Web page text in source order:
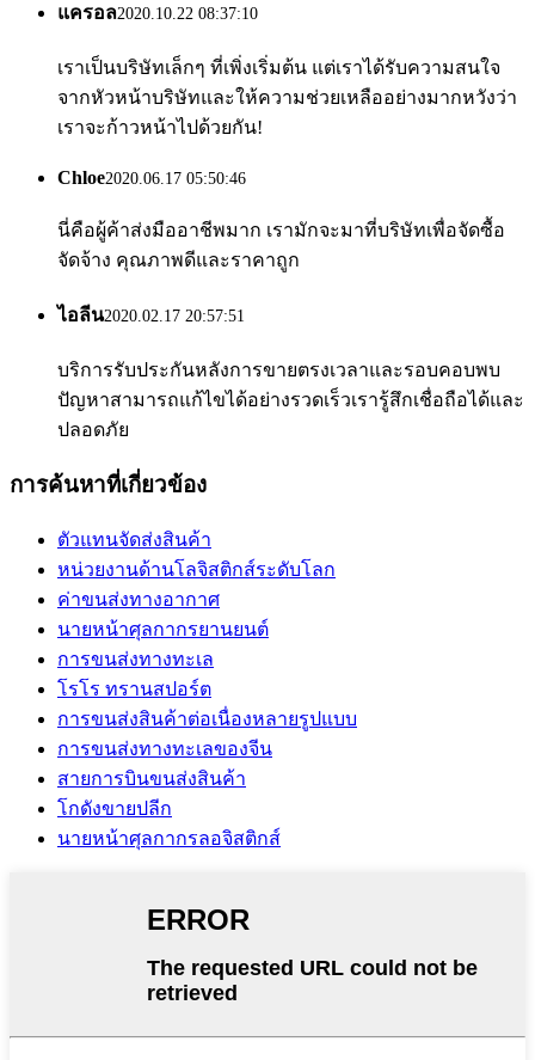
แครอล2020.10.22 08:37:10
เราเป็นบริษัทเล็กๆ ที่เพิ่งเริ่มต้น แต่เราได้รับความสนใจ
จากหัวหน้าบริษัทและให้ความช่วยเหลืออย่างมากหวังว่า
เราจะก้าวหน้าไปด้วยกัน!
Chloe2020.06.17 05:50:46
นี่คือผู้ค้าส่งมืออาชีพมาก เรามักจะมาที่บริษัทเพื่อจัดซื้อ
จัดจ้าง คุณภาพดีและราคาถูก
ไอลีน2020.02.17 20:57:51
บริการรับประกันหลังการขายตรงเวลาและรอบคอบพบ
ปัญหาสามารถแก้ไขได้อย่างรวดเร็วเรารู้สึกเชื่อถือได้และ
ปลอดภัย
การค้นหาที่เกี่ยวข้อง
ตัวแทนจัดส่งสินค้า
หน่วยงานด้านโลจิสติกส์ระดับโลก
ค่าขนส่งทางอากาศ
นายหน้าศุลกากรยานยนต์
การขนส่งทางทะเล
โรโร ทรานสปอร์ต
การขนส่งสินค้าต่อเนื่องหลายรูปแบบ
การขนส่งทางทะเลของจีน
สายการบินขนส่งสินค้า
โกดังขายปลีก
นายหน้าศุลกากรลอจิสติกส์